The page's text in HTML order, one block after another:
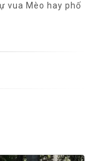
vua Mèo hay phố